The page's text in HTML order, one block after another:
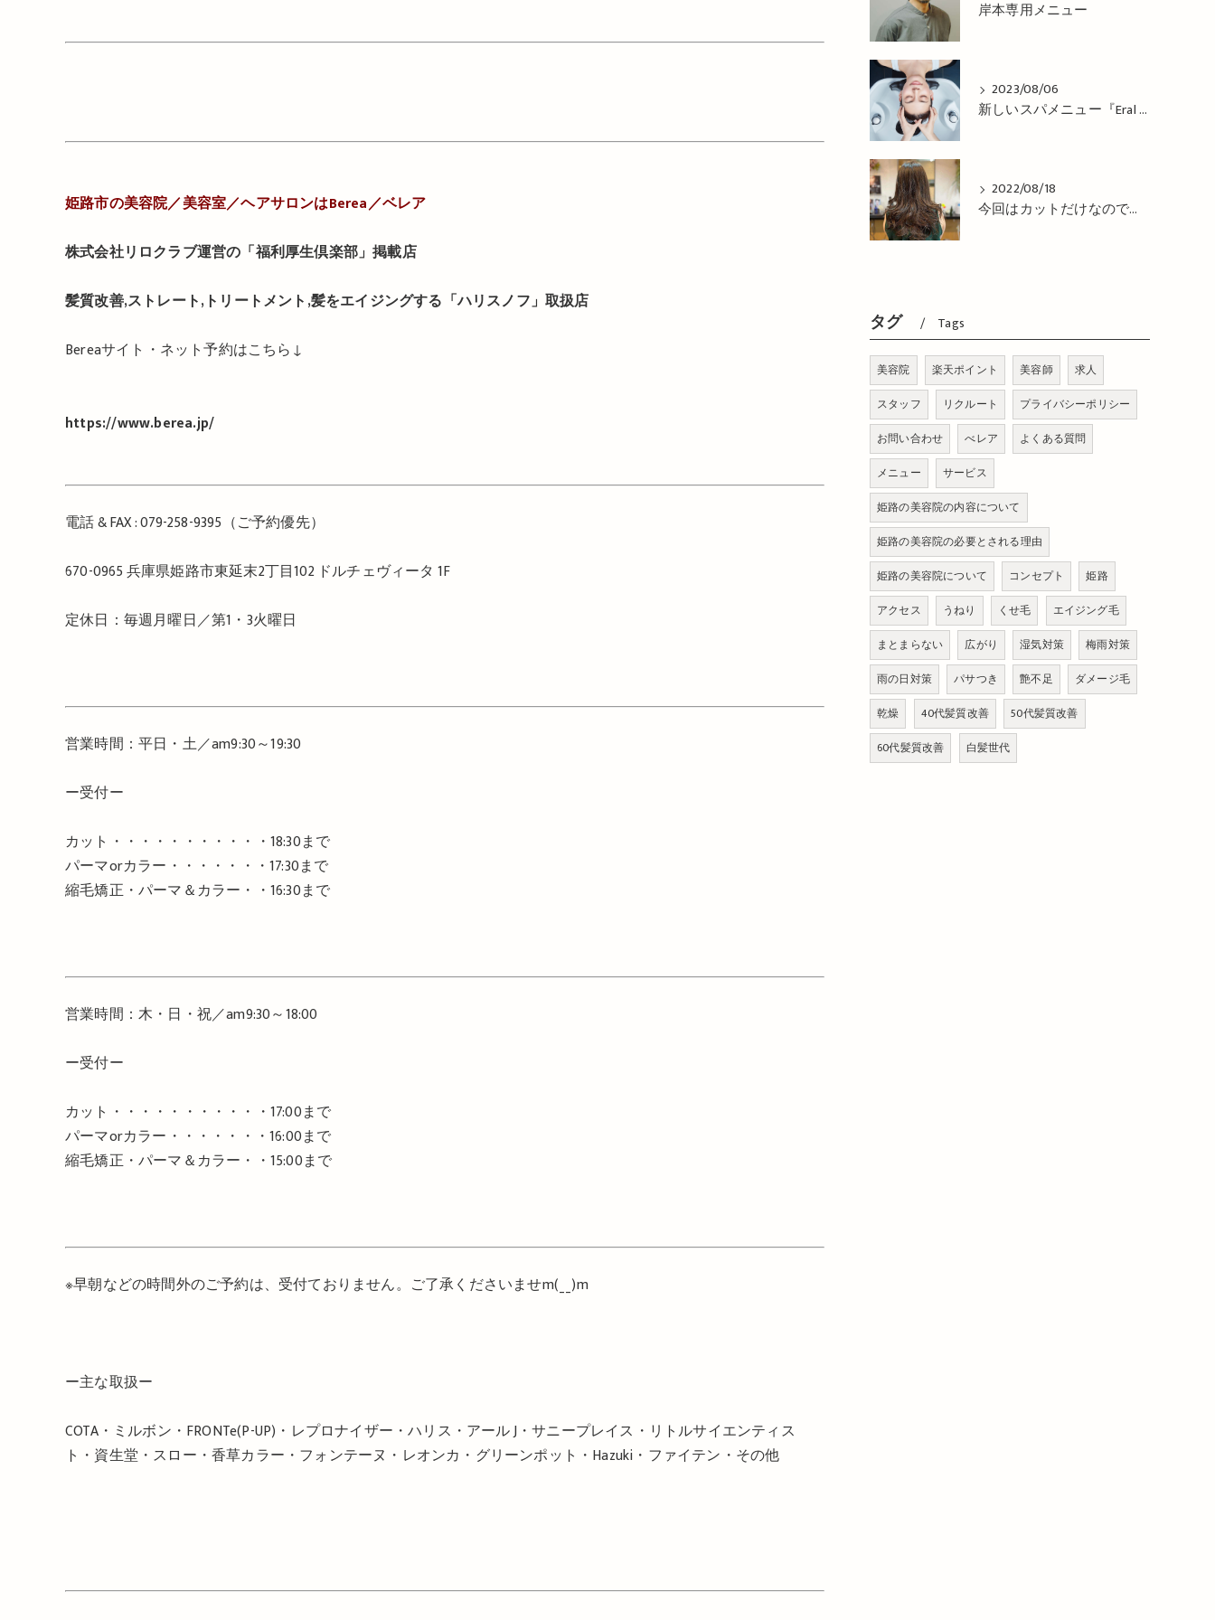
姫路市の美容院／美容室／ヘアサロンはBerea／ベレア
株式会社リロクラブ運営の「福利厚生倶楽部」掲載店
髪質改善,ストレート,トリートメント,髪をエイジングする「ハリスノフ」取扱店
Bereaサイト・ネット予約はこちら↓
https://www.berea.jp/
電話& FAX : 079-258-9395 （ご予約優先）
670-0965兵庫県姫路市東延末2丁目102 ドルチェヴィータ 1F
定休日：毎週月曜日／第1 ・ 3火曜日
営業時間：平日・土／am9:30～19:30
ー受付ー
カット・・・・・・・・・・・ 18:30まで
パーマorカラー・・・・・・・17:30まで
縮毛矯正・パーマ＆カラー・・ 16:30まで
営業時間：木・日・祝／am9:30～18:00
ー受付ー
カット・・・・・・・・・・・ 17:00まで
パーマorカラー・・・・・・・16:00まで
縮毛矯正・パーマ＆カラー・・ 15:00まで
※早朝などの時間外のご予約は、受付ておりません。ご了承くださいませm( )m
ー主な取扱ー
COTA・ミルボン・FRONTe(P-UP)・レプロナイザー・ハリス・アール J・サニープレイス・リトルサイエンティス
ト・資生堂・スロー・香草カラー・フォンテーヌ・レオンカ・グリーンポット・Hazuki・ファイテン・その他
岸本専用メニュー
2023/08/06
新しいスパメニュー『Eral Head Cure』が 登場！姫路市の美容院BEREA(ベレア)はお客様のキレイを叶える美容室／ヘアサロン
2022/08/18
今回はカットだけなので、コテで巻き巻き仕上げ！姫路市の美容院BEREA(ベレア)はお客様のキレイを叶える美容室／ヘアサロン
タグ Tags
美容院 楽天ポイント 美容師
求人
スタッフ
リクルート
プライバシーポリシー
お問い合わせ
べレア
よくある質問
メニュー
サービス
姫路の美容院の内容について
姫路の美容院の必要とされる理由
姫路の美容院について
コンセプト
姫路
アクセス
うねり くせ毛
エイジング毛
まとまらない
広がり 湿気対策
梅雨対策
雨の日対策
パサつき 艶不足
ダメージ毛
乾燥
40代髪質改善
50代髪質改善
60代髪質改善
白髪世代